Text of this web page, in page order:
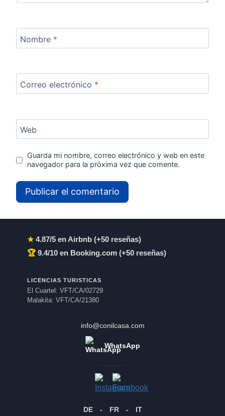
Nombre *
Correo electrónico *
Web
Guarda mi nombre, correo electrónico y web en este
navegador para la próxima vez que comente.
★4.87/5 en Airbnb (+50 reseñas)
🏆 9.4/10 en Booking.com (+50 reseñas)
LICENCIAS TURISTICAS
El Cuartel: VFT/CA/02729
Malakita: VFT/CA/21380
info@conilcasa.com
WhatsApp
DE - FR - IT